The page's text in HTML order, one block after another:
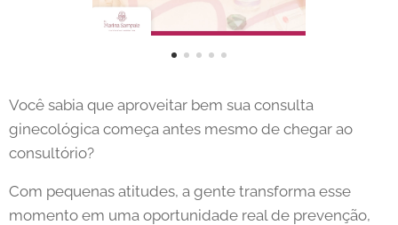
Você sabia que aproveitar bem sua consulta
ginecológica começa antes mesmo de chegar ao
consultório?
Com pequenas atitudes, a gente transforma esse
momento em uma oportunidade real de prevenção,